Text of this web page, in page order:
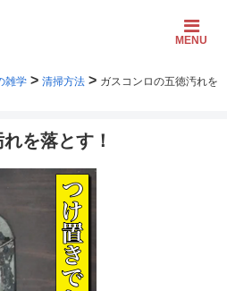
MENU
雑学 > 清掃方法 > ガスコンロの五徳汚れを
を落とす！